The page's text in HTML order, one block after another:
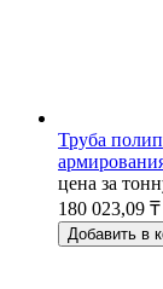
Труба
цена за
180 023,09 ₸
Добавить в